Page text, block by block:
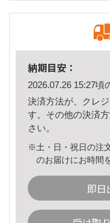
納期目安：
2026.07.26 15:27頃
決済方法が、クレ
す。その他の決済
さい。
※土・日・祝日の注
のお届けにお時間
即日